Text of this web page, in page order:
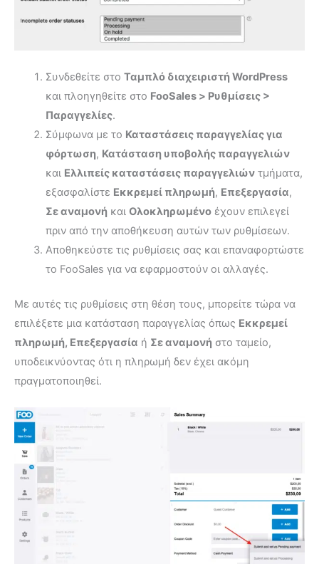
Συνδεθείτε στο Ταμπλό διαχειριστή WordPress
και πλοηγηθείτε στο FooSales > Ρυθμίσεις >
Παραγγελίες.
Σύμφωνα με το Καταστάσεις παραγγελίας για
φόρτωση, Κατάσταση υποβολής παραγγελιών
και Ελλιπείς καταστάσεις παραγγελιώντμήματα,
εξασφαλίστε Εκκρεμεί πληρωμή, Επεξεργασία,
Σε αναμονήκαι Ολοκληρωμένοέχουν επιλεγεί
πριν από την αποθήκευση αυτών των ρυθμίσεων.
Αποθηκεύστε τις ρυθμίσεις σας και επαναφορτώστε
το FooSales για να εφαρμοστούν οι αλλαγές.
Με αυτές τις ρυθμίσεις στη θέση τους, μπορείτε τώρα να
επιλέξετε μια κατάσταση παραγγελίας όπως Εκκρεμεί
πληρωμή, Επεξεργασία ή Σε αναμονή στο ταμείο,
υποδεικνύοντας ότι η πληρωμή δεν έχει ακόμη
πραγματοποιηθεί.